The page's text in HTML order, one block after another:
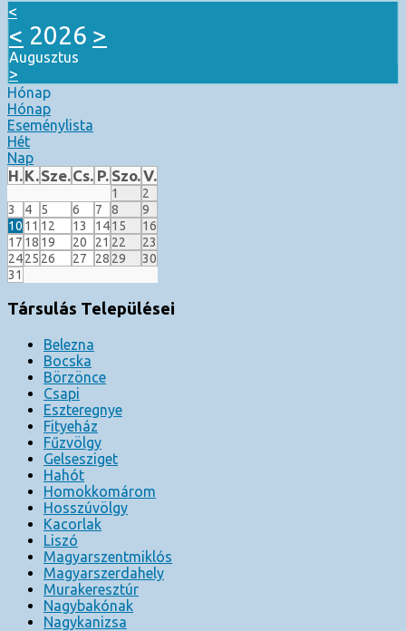
<
< 2026 >
Augusztus
>
Hónap
Hónap
Eseménylista
Hét
Nap
H.K.Sze.Cs. P. Szo.V.
1
2
3
4 5 6 7 8
9
10 11 12 13 1415
16
17 18 19 20 21 22
23
2425 26 27 28 29
30
31
Társulás Települései
Belezna
Bocska
Börzönce
Csapi
Eszteregnye
Fityeház
Fűzvölgy
Gelsesziget
Hahót
Homokkomárom
Hosszúvölgy
Kacorlak
Liszó
Magyarszentmiklós
Magyarszerdahely
Murakeresztúr
Nagybakónak
Nagykanizsa